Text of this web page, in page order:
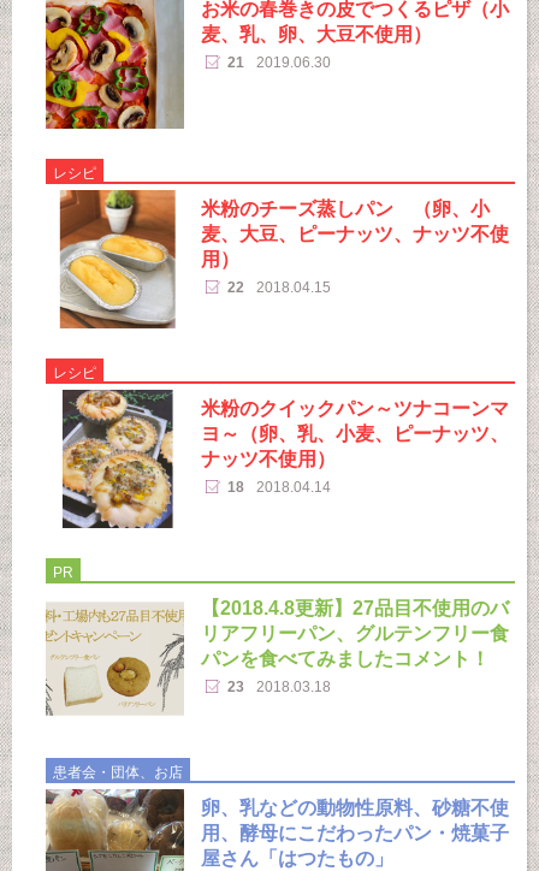
お米の春巻きの皮でつくるピザ（小
麦、乳、卵、大豆不使用）
21 2019.06.30
レシピ
米粉のチーズ蒸しパン （卵、小
麦、大豆、ピーナッツ、ナッツ不使
用）
22 2018.04.15
レシピ
米粉のクイックパン～ツナコーンマ
ヨ～（卵、乳、小麦、ピーナッツ、
ナッツ不使用）
18 2018.04.14
PR
【2018.4.8更新】27品目不使用のバ
リアフリーパン、グルテンフリー食
パンを食べてみましたコメント！
23 2018.03.18
患者会・団体、お店
卵、乳などの動物性原料、砂糖不使
用、酵母にこだわったパン・焼菓子
屋さん「はつたもの」